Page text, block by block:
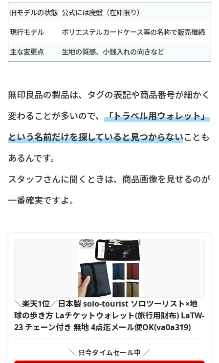
旧モデルの状態 公式には廃盤（在庫限り）
現行モデル
ポリエステルカードケース等の名称で販売継続
主な変更点
生地の質感、小銭入れの向きなど
無印良品の製品は、タグの表記や商品番号が細かく
変わることが多いので、 「トラベル用ウォレット」
という名前だけを探していると見つからないことも
あるんです。
スタッフさんに聞くときは、商品画像を見せるのが
一番確実ですよ。
＼楽天1位／日本製 solo-tourist ソロツーリスト×地
球の歩き方 Laチケットウォレット(旅行用財布) LaTW-
23 チェーン付き 無地 4点迄メール便OK(va0a319)
＼ 只今タイムセール中 ／